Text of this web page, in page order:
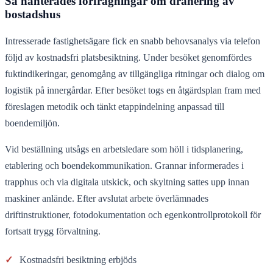
bostadshus
Intresserade fastighetsägare fick en snabb behovsanalys via telefon
följd av kostnadsfri platsbesiktning. Under besöket genomfördes
fuktindikeringar, genomgång av tillgängliga ritningar och dialog om
logistik på innergårdar. Efter besöket togs en åtgärdsplan fram med
föreslagen metodik och tänkt etappindelning anpassad till
boendemiljön.
Vid beställning utsågs en arbetsledare som höll i tidsplanering,
etablering och boendekommunikation. Grannar informerades i
trapphus och via digitala utskick, och skyltning sattes upp innan
maskiner anlände. Efter avslutat arbete överlämnades
driftinstruktioner, fotodokumentation och egenkontrollprotokoll för
fortsatt trygg förvaltning.
✓ Kostnadsfri besiktning erbjöds